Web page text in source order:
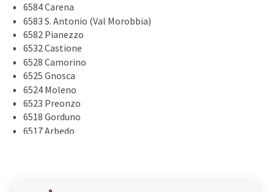
6584 Carena
6583 S. Antonio (Val Morobbia)
6582 Pianezzo
6532 Castione
6528 Camorino
6525 Gnosca
6524 Moleno
6523 Preonzo
6518 Gorduno
6517 Arbedo